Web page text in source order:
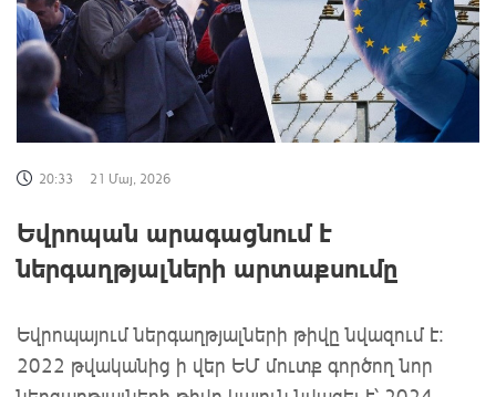
20:33 21 Մայ, 2026
Եվրոպան արագացնում է
ներգաղթյալների արտաքսումը
Եվրոպայում ներգաղթյալների թիվը նվազում է։
2022 թվականից ի վեր ԵՄ մուտք գործող նոր